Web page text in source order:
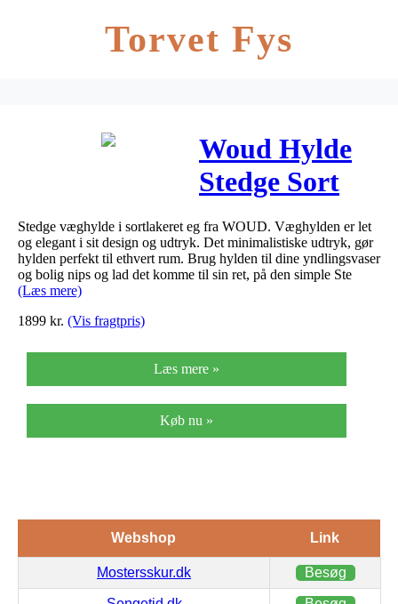
Torvet Fys
Woud Hylde
Stedge Sort
Small
Stedge væghylde i sortlakeret eg fra WOUD. Væghylden er let
og elegant i sit design og udtryk. Det minimalistiske udtryk, gør
hylden perfekt til ethvert rum. Brug hylden til dine yndlingsvaser
og bolig nips og lad det komme til sin ret, på den simple Ste
(Læs mere)
1899 kr. (Vis fragtpris)
Læs mere »
Køb nu »
Webshop Link
Mostersskur.dk Besøg